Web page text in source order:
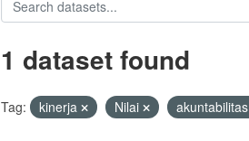
1 dataset found
Tag: kinerja Nilai akuntabilitas